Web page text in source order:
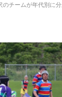
のチームが年代別に